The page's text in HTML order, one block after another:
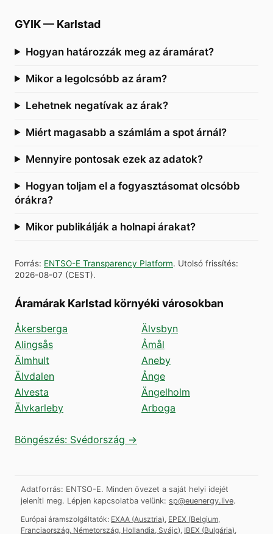
GYIK— Karlstad
Hogyan határozzák meg az áramárat?
Mikor a legolcsóbb az áram?
Lehetnek negatívak az árak?
Miért magasabb a számlám a spot árnál?
Mennyire pontosak ezek az adatok?
Hogyan toljam el a fogyasztásomat olcsóbb
órákra?
Mikor publikálják a holnapi árakat?
Forrás: ENTSO-E Transparency Platform. Utolsó frissítés:
2026-08-07 (CEST).
Áramárak Karlstad környéki városokban
Åkersberga
Alingsås
Älmhult
Älvdalen
Alvesta
Älvkarleby
Älvsbyn
Åmål
Aneby
Ånge
Ängelholm
Arboga
Böngészés: Svédország →
Adatforrás: ENTSO-E. Minden övezet a saját helyi idejét
jeleníti meg. Lépjen kapcsolatba velünk: sp@euenergy.live.
Európai áramszolgáltatók: EXAA (Ausztria) EPEX (Belgium,
Franciaország, Németország, Hollandia, Svájc) IBEX (Bulgária)